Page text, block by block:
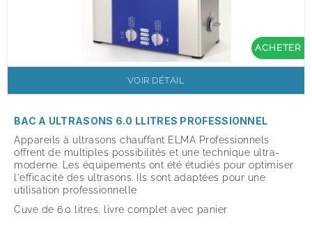
ACHETER
VOIR DÉTAIL
BAC A ULTRASONS 6.0 LLITRES PROFESSIONNEL
Appareils à ultrasons chauffant ELMA Professionnels
offrent de multiples possibilités et une technique ultra-
moderne. Les équipements ont été étudiés pour optimiser
l'efficacité des ultrasons. Ils sont adaptées pour une
utilisation professionnelle
Cuve de 6.0 litres, livre complet avec panier